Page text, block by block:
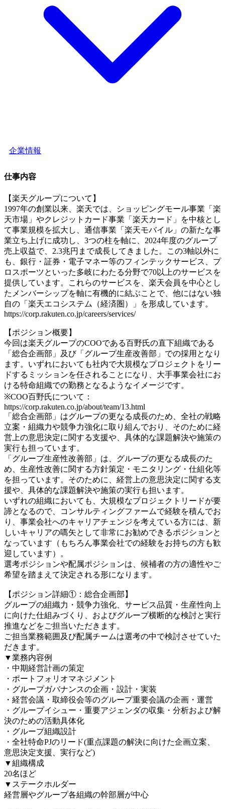
企業情報
仕事内容
【楽天グループについて】
1997年の創業以来、楽天では、ショッピングモール事業「楽
天市場」やクレジットカード事業「楽天カード」を中核とし
て事業規模を拡大し、通信事業「楽天モバイル」の新たな事
業立ち上げに成功し、3つの柱を軸に、2024年度のグループ
売上収益で、2.3兆円まで成長してきました。この3軸以外に
も、銀行・証券・電子マネー等のフィンテックサービス、プ
ロスポーツといった多岐にわたる分野で70以上のサービスを
提供しています。これらのサービスを、楽天会員を中心とし
たメンバーシップを軸に有機的に結ぶことで、他にはない独
自の「楽天エコシステム（経済圏）」を形成しています。
https://corp.rakuten.co.jp/careers/services/
【ポジション概要】
今回は楽天グループのCOOである百野氏の直下組織である
「総合企画部」及び「グループ生産改善部」での採用となり
ます。いずれにおいても社内で大規模なプロジェクトをリー
ドするミッションを任されることになり、大手事業会社にお
ける特命組織での勤務となるようなイメージです。
※COO百野氏について：
https://corp.rakuten.co.jp/about/team/13.html
「総合企画部」はグループの更なる成長のため、全社の戦略
立案・組織力や競争力強化に取り組んでおり、そのために経
営上の意思決定に関する支援や、具体的な課題解決や施策の
実行も担っています。
「グループ生産性改善部」は、グループの更なる成長のた
め、生産性改善に関する方針策定・モニタリング・仕組化等
を担っています。そのために、経営上の意思決定に関する支
援や、具体的な課題解決や施策の実行も担います。
いずれの組織においても、大規模なプロジェクトリードが要
諦となるので、コンサルティングファームで経験を積んでお
り、事業会社へのキャリアチェンジを考えている方には、新
しいキャリアの嚆矢として非常にお勧めできるポジションと
なっています（もちろん事業会社での経験をお持ちの方も歓
迎しています）。
選考ポジションや配属ポジションは、候補者の方の適性やご
希望を踏まえて決定される形になります。
【ポジション詳細①：総合企画部】
グループの組織力・競争力強化、サービス品質・生産性向上
に向けた仕組みづくり、およびグループ横断的な検討と実行
推進などをご担当いただきます。
ご担当業務範囲及び配属チームは選考の中で検討させていた
だきます。
▼業務内容例
・中期経営計画の策定
・ポートフォリオマネジメント
・グループガバナンスの企画・設計・実装
・経営会議・取締役会等のグループ重要会議の企画・運営
・グループイシュー・重要アジェンダの収集・分析および解
決のための活動具体化
・グループ組織設計
・全社特命PJのリード(重点課題の解決に向けた企画立案、
意思決定支援、実行など)
▼組織構成
20名ほど
▼ステークホルダー
経営層やグループ各組織の幹部層が中心